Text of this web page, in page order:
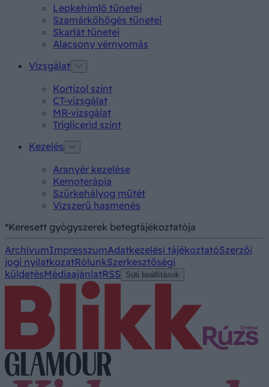
Lepkehimlő tünetei
Szamárköhögés tünetei
Skarlát tünetei
Alacsony vérnyomás
Vizsgálat
Kortizol szint
CT-vizsgálat
MR-vizsgálat
Triglicerid szint
Kezelés
Aranyér kezelése
Kemoterápia
Szürkehályog műtét
Vízszerű hasmenés
*Keresett gyógyszerek betegtájékoztatója
ArchívumImpresszumAdatkezelési tájékoztatóSzerzői
jogi nyilatkozatRólunkSzerkesztőségi
küldetésMédiaajánlatRSS Süti beállítások